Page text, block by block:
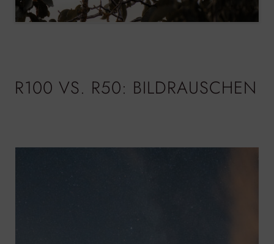
R100 VS. R50: BILDRAUSCHEN